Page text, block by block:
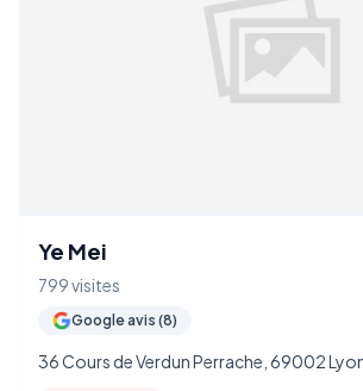
Ye Mei
799 visites
Google avis (8)
36 Cours de Verdun Perrache, 69002